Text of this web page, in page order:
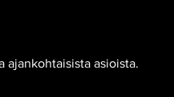
ajankohtaisista asioista.